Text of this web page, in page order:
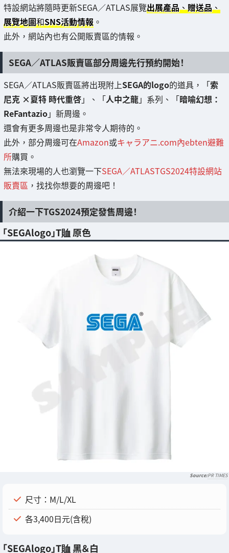
特設網站將隨時更新SEGA／ATLAS展覽出展產品、贈送品、
展覽地圖和SNS活動情報 。
此外，網站內也有公開販賣區的情報。
SEGA／ATLAS販賣區部分周邊先行預約開始！
SEGA／ATLAS販賣區將出現附上SEGA的logo的道具，「索
尼克 ×夏特 時代重啓」、「人中之龍」系列、「暗喻幻想：
ReFantazio」新周邊。
還會有更多周邊也是非常令人期待的。
此外，部分周邊可在Amazon或キャラアニ.com內ebten避難
所購買。
無法來現場的人也瀏覽一下SEGA／ATLASTGS2024特設網站
販賣區 ，找找你想要的周邊吧！
介紹一下TGS2024預定發售周邊！
「SEGAlogo」T賉 原色
PR TIMES
尺寸：M/L/XL
各3,400日元(含稅)
「SEGAlogo」T賉 黑＆白